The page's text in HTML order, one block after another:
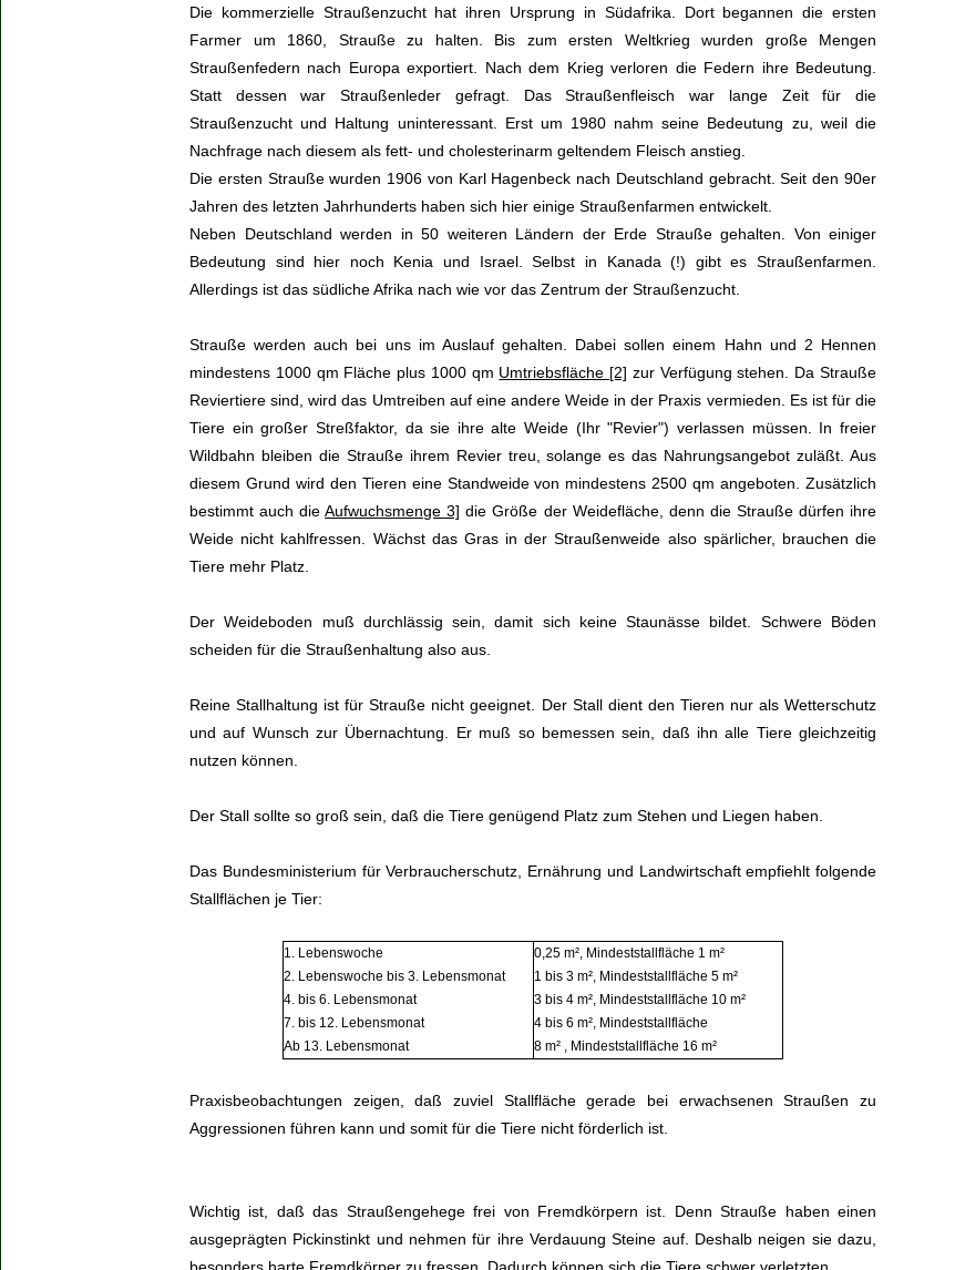
Die kommerzielle Straußenzucht hat ihren Ursprung in Südafrika. Dort begannen die ersten
Farmer um 1860, Strauße zu halten. Bis zum ersten Weltkrieg wurden große Mengen
Straußenfedern nach Europa exportiert. Nach dem Krieg verloren die Federn ihre Bedeutung.
Statt dessen war Straußenleder gefragt. Das Straußenfleisch war lange Zeit für die
Straußenzucht und Haltung uninteressant. Erst um 1980 nahm seine Bedeutung zu, weil die
Nachfrage nach diesem als fett- und cholesterinarm geltendem Fleisch anstieg.
Die ersten Strauße wurden 1906 von Karl Hagenbeck nach Deutschland gebracht. Seit den 90er
Jahren des letzten Jahrhunderts haben sich hier einige Straußenfarmen entwickelt.
Neben Deutschland werden in 50 weiteren Ländern der Erde Strauße gehalten. Von einiger
Bedeutung sind hier noch Kenia und Israel. Selbst in Kanada (!) gibt es Straußenfarmen.
Allerdings ist das südliche Afrika nach wie vor das Zentrum der Straußenzucht.
Strauße werden auch bei uns im Auslauf gehalten. Dabei sollen einem Hahn und 2 Hennen
mindestens 1000 qm Fläche plus 1000 qm Umtriebsfläche [2] zur Verfügung stehen. Da Strauße
Reviertiere sind, wird das Umtreiben auf eine andere Weide in der Praxis vermieden. Es ist für die
Tiere ein großer Streßfaktor, da sie ihre alte Weide (Ihr "Revier") verlassen müssen. In freier
Wildbahn bleiben die Strauße ihrem Revier treu, solange es das Nahrungsangebot zuläßt. Aus
diesem Grund wird den Tieren eine Standweide von mindestens 2500 qm angeboten. Zusätzlich
bestimmt auch dieAufwuchsmenge 3] die Größe der Weidefläche, denn die Strauße dürfen ihre
Weide nicht kahlfressen. Wächst das Gras in der Straußenweide also spärlicher, brauchen die
Tiere mehr Platz.
Der Weideboden muß durchlässig sein, damit sich keine Staunässe bildet. Schwere Böden
scheiden für die Straußenhaltung also aus.
Reine Stallhaltung ist für Strauße nicht geeignet. Der Stall dient den Tieren nur als Wetterschutz
und auf Wunsch zur Übernachtung. Er muß so bemessen sein, daß ihn alle Tiere gleichzeitig
nutzen können.
Der Stall sollte so groß sein, daß die Tiere genügend Platz zum Stehen und Liegen haben.
Das Bundesministerium für Verbraucherschutz, Ernährung und Landwirtschaft empfiehlt folgende
Stallflächen je Tier:
1. Lebenswoche
2. Lebenswoche bis 3. Lebensmonat
4. bis 6. Lebensmonat
7. bis 12. Lebensmonat
Ab 13. Lebensmonat
0,25 m², Mindeststallfläche 1 m²
1 bis 3 m², Mindeststallfläche 5 m²
3 bis 4 m², Mindeststallfläche 10 m²
4 bis 6 m², Mindeststallfläche
8 m² , Mindeststallfläche 16 m²
Praxisbeobachtungen zeigen, daß zuviel Stallfläche gerade bei erwachsenen Straußen zu
Aggressionen führen kann und somit für die Tiere nicht förderlich ist.
Wichtig ist, daß das Straußengehege frei von Fremdkörpern ist. Denn Strauße haben einen
ausgeprägten Pickinstinkt und nehmen für ihre Verdauung Steine auf. Deshalb neigen sie dazu,